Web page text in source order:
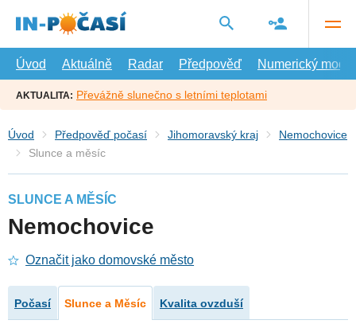
hlavní
Úvod
Aktuálně Radar Předpověď Numerický model
AKTUALITA: Převážně slunečno s letními teplotami
Úvod Předpověď počasí Jihomoravský kraj
Nemochovice
Slunce a měsíc
SLUNCE A MĚSÍC
Nemochovice
Označit jako domovské město
Počasí Slunce a Měsíc Kvalita ovzduší